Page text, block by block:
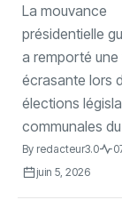
largement aux
législatives
communales
La mouvance
présidentielle
a remporté
écrasante lors
élections
communales du
By redacteur3.0
juin 5, 2026